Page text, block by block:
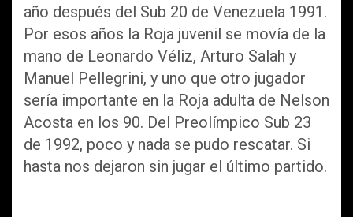
año después del Sub 20 de Venezuela 1991.
Por esos años la Roja juvenil se movía de la
mano de Leonardo Véliz, Arturo Salah y
Manuel Pellegrini, y uno que otro jugador
sería importante en la Roja adulta de Nelson
Acosta en los 90. Del Preolímpico Sub 23
de 1992, poco y nada se pudo rescatar. Si
hasta nos dejaron sin jugar el último partido.